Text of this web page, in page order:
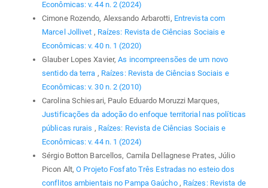
Econômicas: v. 44 n. 2 (2024)
Cimone Rozendo, Alexsando Arbarotti, Entrevista com
Marcel Jollivet , Raízes: Revista de Ciências Sociais e
Econômicas: v. 40 n. 1 (2020)
Glauber Lopes Xavier,As incompreensões de um novo
sentido da terra , Raízes: Revista de Ciências Sociais e
Econômicas: v. 30 n. 2 (2010)
Carolina Schiesari, Paulo Eduardo Moruzzi Marques,
Justificações da adoção do enfoque territorial nas políticas
públicas rurais , Raízes: Revista de Ciências Sociais e
Econômicas: v. 44 n. 1 (2024)
Sérgio Botton Barcellos, Camila Dellagnese Prates, Júlio
Picon Alt,O Projeto Fosfato Três Estradas no esteio dos
conflitos ambientais no Pampa Gaúcho , Raízes: Revista de